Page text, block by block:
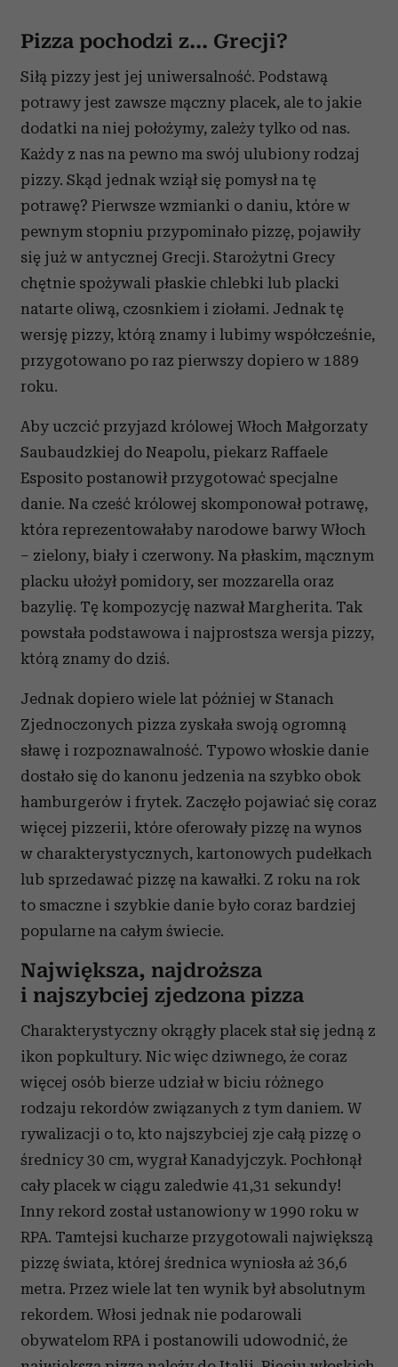
Pizza pochodzi z... Grecji?
Siłą pizzy jest jej uniwersalność. Podstawą
potrawy jest zawsze mączny placek, ale to jakie
dodatki na niej położymy, zależy tylko od nas.
Każdy z nas na pewno ma swój ulubiony rodzaj
pizzy. Skąd jednak wziął się pomysł na tę
potrawę? Pierwsze wzmianki o daniu, które w
pewnym stopniu przypominało pizzę, pojawiły
się już w antycznej Grecji. Starożytni Grecy
chętnie spożywali płaskie chlebki lub placki
natarte oliwą, czosnkiem i ziołami. Jednak tę
wersję pizzy, którą znamy i lubimy współcześnie,
przygotowano po raz pierwszy dopiero w 1889
roku.
Aby uczcić przyjazd królowej Włoch Małgorzaty
Saubaudzkiej do Neapolu, piekarz Raffaele
Esposito postanowił przygotować specjalne
danie. Na cześć królowej skomponował potrawę,
która reprezentowałaby narodowe barwy Włoch
– zielony, biały i czerwony. Na płaskim, mącznym
placku ułożył pomidory, ser mozzarella oraz
bazylię. Tę kompozycję nazwał Margherita. Tak
powstała podstawowa i najprostsza wersja pizzy,
którą znamy do dziś.
Jednak dopiero wiele lat później w Stanach
Zjednoczonych pizza zyskała swoją ogromną
sławę i rozpoznawalność. Typowo włoskie danie
dostało się do kanonu jedzenia na szybko obok
hamburgerów i frytek. Zaczęło pojawiać się coraz
więcej pizzerii, które oferowały pizzę na wynos
w charakterystycznych, kartonowych pudełkach
lub sprzedawać pizzę na kawałki. Z roku na rok
to smaczne i szybkie danie było coraz bardziej
popularne na całym świecie.
Największa, najdroższa
i najszybciej zjedzona pizza
Charakterystyczny okrągły placek stał się jedną z
ikon popkultury. Nic więc dziwnego, że coraz
więcej osób bierze udział w biciu różnego
rodzaju rekordów związanych z tym daniem. W
rywalizacji o to, kto najszybciej zje całą pizzę o
średnicy 30 cm, wygrał Kanadyjczyk. Pochłonął
cały placek w ciągu zaledwie 41,31 sekundy!
Inny rekord został ustanowiony w 1990 roku w
RPA. Tamtejsi kucharze przygotowali największą
pizzę świata, której średnica wyniosła aż 36,6
metra. Przez wiele lat ten wynik był absolutnym
rekordem. Włosi jednak nie podarowali
obywatelom RPA i postanowili udowodnić, że